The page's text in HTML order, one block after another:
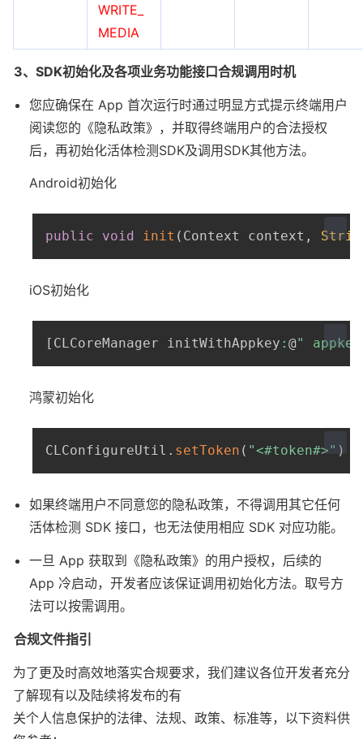
WRITE_
MEDIA
3、SDK初始化及各项业务功能接口合规调用时机
您应确保在 App 首次运行时通过明显方式提示终端用户
阅读您的《隐私政策》，并取得终端用户的合法授权
后，再初始化活体检测SDK及调用SDK其他方法。
Android初始化
public void init ( Context context ,
iOS初始化
[ CLCoreManager initWithAppkey : @"
鸿蒙初始化
CLConfigureUtil . setToken ( "<#token#>" )
如果终端用户不同意您的隐私政策，不得调用其它任何
活体检测 SDK 接口，也无法使用相应 SDK 对应功能。
一旦 App 获取到《隐私政策》的用户授权，后续的
App 冷启动，开发者应该保证调用初始化方法。取号方
法可以按需调用。
合规文件指引
为了更及时高效地落实合规要求，我们建议各位开发者充分
了解现有以及陆续将发布的有
关个人信息保护的法律、法规、政策、标准等，以下资料供